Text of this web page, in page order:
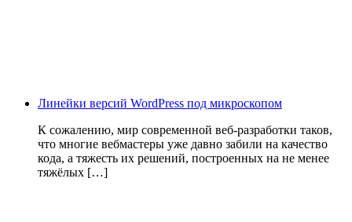
Линейки версий WordPress под микроскопом
К сожалению, мир современной веб-разработки таков,
что многие вебмастеры уже давно забили на качество
кода, а тяжесть их решений, построенных на не менее
тяжёлых […]